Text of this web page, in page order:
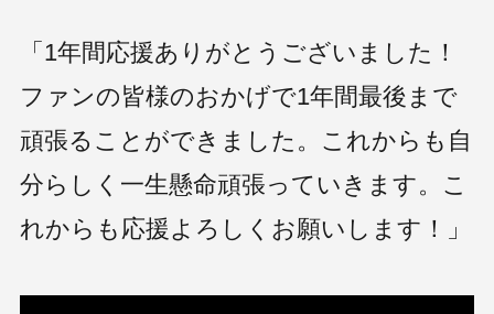
「1年間応援ありがとうございました！
ファンの皆様のおかげで1年間最後まで
頑張ることができました。これからも自
分らしく一生懸命頑張っていきます。こ
れからも応援よろしくお願いします！」